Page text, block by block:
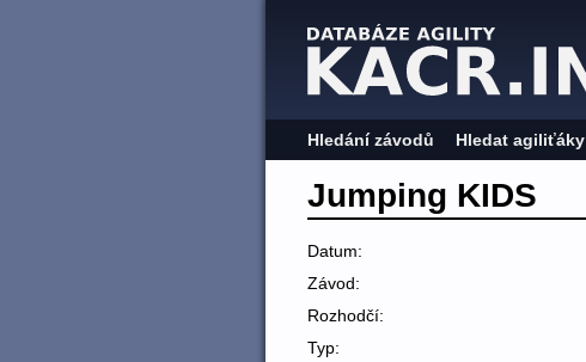
Hledání závodů Hledat agiliťáky
Jumping KIDS
Datum:
Závod:
Rozhodčí:
Typ: